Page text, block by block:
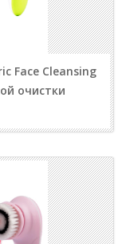
Face Cleansing
очистки